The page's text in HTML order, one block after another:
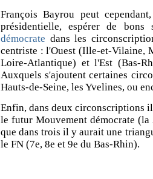
François Bayrou peut
présidentielle, espérer de
démocrate dans les
centriste : l'Ouest (Ille-et-Vilaine,
Loire-Atlantique) et l'Est (Bas-
Auxquels s'ajoutent certaines
Hauts-de-Seine, les Yvelines, ou
Enfin, dans deux circonscriptions
le futur Mouvement démocrate
que dans trois il y aurait une
le FN (7e, 8e et 9e du Bas-Rhin).